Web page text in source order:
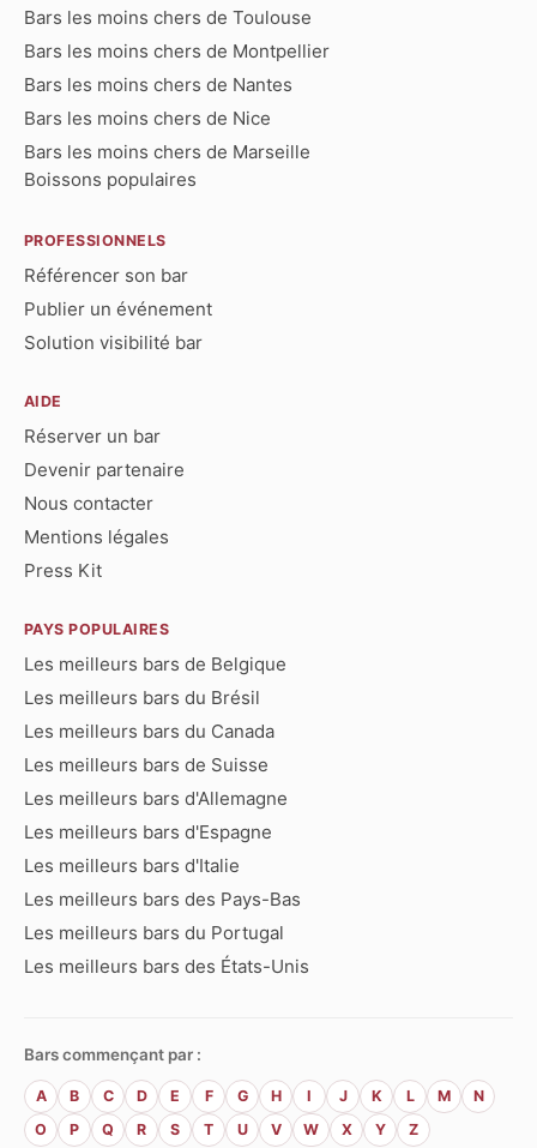
Bars les moins chers de Toulouse
Bars les moins chers de Montpellier
Bars les moins chers de Nantes
Bars les moins chers de Nice
Bars les moins chers de Marseille
Boissons populaires
PROFESSIONNELS
Référencer son bar
Publier un événement
Solution visibilité bar
AIDE
Réserver un bar
Devenir partenaire
Nous contacter
Mentions légales
Press Kit
PAYS POPULAIRES
Les meilleurs bars de Belgique
Les meilleurs bars du Brésil
Les meilleurs bars du Canada
Les meilleurs bars de Suisse
Les meilleurs bars d'Allemagne
Les meilleurs bars d'Espagne
Les meilleurs bars d'Italie
Les meilleurs bars des Pays-Bas
Les meilleurs bars du Portugal
Les meilleurs bars des États-Unis
Bars commençant par :
A B C D E F G H I J K L M
N
O
P Q R S T U V W X Y Z